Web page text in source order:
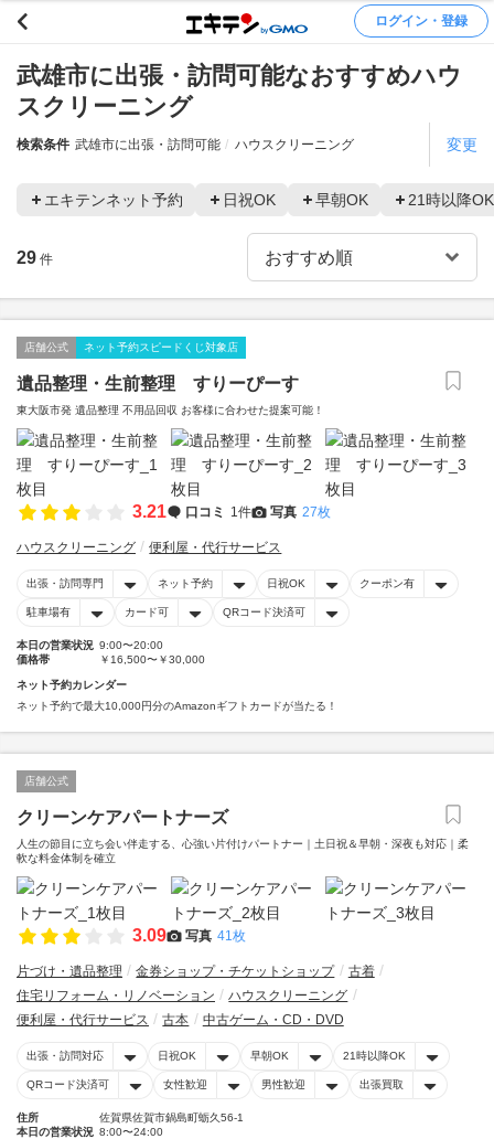
ログイン・登録
武雄市に出張・訪問可能なおすすめハウ
スクリーニング
検索条件 武雄市に出張・訪問可能 ハウスクリーニング 変更
エキテンネット予約 日祝OK 早朝OK 21時以降OK
29 件
店舗公式 ネット予約スピードくじ対象店
遺品整理・生前整理 すりーぴーす
東大阪市発 遺品整理 不用品回収 お客様に合わせた提案可能！
3.21 口コミ 1件 写真 27枚
ハウスクリーニング 便利屋・代行サービス
出張・訪問専門 ネット予約 日祝OK クーポン有
駐車場有 カード可 QRコード決済可
本日の営業状況 9:00〜20:00
価格帯
￥16,500〜￥30,000
ネット予約カレンダー
ネット予約で最大10,000円分のAmazonギフトカードが当たる！
店舗公式
クリーンケアパートナーズ
人生の節目に立ち会い伴走する、心強い片付けパートナー｜土日祝＆早朝・深夜も対応｜柔
軟な料金体制を確立
3.09 写真 41枚
片づけ・遺品整理 金券ショップ・チケットショップ
古着
住宅リフォーム・リノベーション
ハウスクリーニング
便利屋・代行サービス
古本 中古ゲーム・CD・DVD
出張・訪問対応 日祝OK 早朝OK 21時以降OK
QRコード決済可 女性歓迎 男性歓迎 出張買取
住所
佐賀県佐賀市鍋島町蛎久56-1
本日の営業状況 8:00〜24:00